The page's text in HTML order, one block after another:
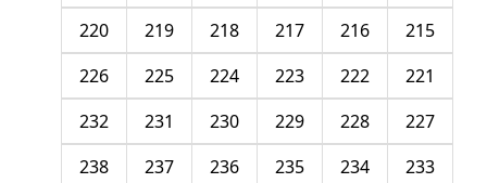
215
216
217
218
219
220
221
222
223
224
225
226
227
228
229
230
231
232
233
234
235
236
237
238